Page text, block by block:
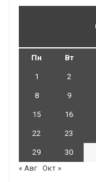
Пн Вт
1 2
8 9
15 16
22 23
29
30
« Авг Окт »